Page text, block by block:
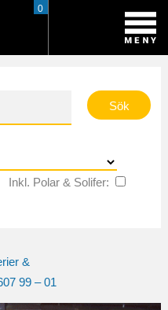
0
Inkl. Polar & Solifer:
&
99 – 01